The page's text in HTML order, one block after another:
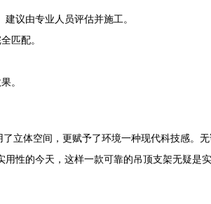
议由专业人员评估并施工。
匹配。
。
立体空间，更赋予了环境一种现代科技感。
性的今天，这样一款可靠的吊顶支架无疑是